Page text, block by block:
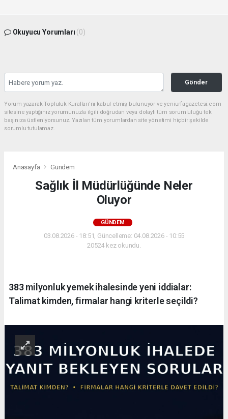
Okuyucu Yorumları (0)
Gönder
Yorum yazarak Topluluk Kuralları’nı kabul etmiş bulunuyor ve yeniurfagazetesi.com
sitesine yaptığınız yorumunuzla ilgili doğrudan veya dolaylı tüm sorumluluğu tek
başınıza üstleniyorsunuz. Yazılan tüm yorumlardan site yönetimi hiçbir şekilde
sorumlu tutulamaz.
Anasayfa Gündem
Sağlık İl Müdürlüğünde Neler
Oluyor
GÜNDEM
03.08.2026 - 18:51, Güncelleme: 04.08.2026 - 10:55
20524 kez okundu.
383 milyonluk yemek ihalesinde yeni iddialar:
Talimat kimden, firmalar hangi kriterle seçildi?